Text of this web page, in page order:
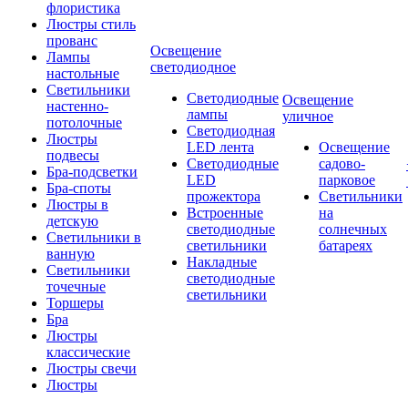
флористика
Люстры стиль
прованс
Лампы
настольные
Светильники
настенно-
потолочные
Люстры
подвесы
Бра-подсветки
Бра-споты
Люстры в
детскую
Светильники в
ванную
Светильники
точечные
Торшеры
Бра
Люстры
классические
Люстры свечи
Люстры
Освещение
светодиодное
Светодиодные
лампы
Светодиодная
LED лента
Светодиодные
LED
прожектора
Встроенные
светодиодные
светильники
Накладные
светодиодные
светильники
Освещение
уличное
Освещение
садово-
парковое
Светильники
на
солнечных
батареях